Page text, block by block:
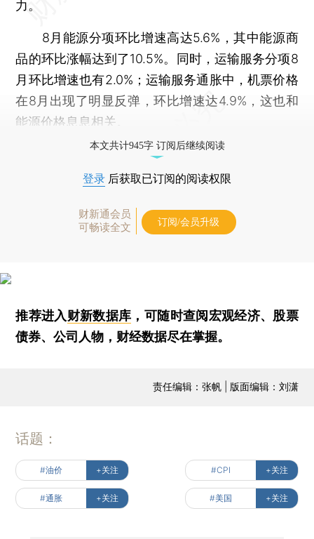
力。
8月能源分项环比增速高达5.6%，其中能源商
品的环比涨幅达到了10.5%。同时，运输服务分项8
月环比增速也有2.0%；运输服务通胀中，机票价格
在8月出现了明显反弹，环比增速达4.9%，这也和
能源价格息息相关。
本文共计945字 订阅后继续阅读
登录 后获取已订阅的阅读权限
财新通会员
可畅读全文
订阅/会员升级
推荐进入财新数据库 ，可随时查阅宏观经济、股票
债券、公司人物，财经数据尽在掌握。
责任编辑：张帆 | 版面编辑：刘潇
话题：
#油价 +关注 #CPI +关注
#通胀 +关注 #美国 +关注